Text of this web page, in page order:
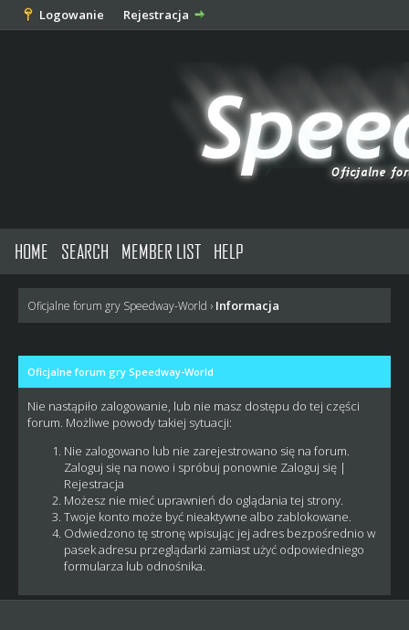
Logowanie Rejestracja
HOME SEARCH MEMBER LIST HELP
Oficjalne forum gry Speedway-World › Informacja
Oficjalne forum gry Speedway-World
Nie nastąpiło zalogowanie, lub nie masz dostępu do tej części
forum. Możliwe powody takiej sytuacji:
Nie zalogowano lub nie zarejestrowano się na forum.
Zaloguj się na nowo i spróbuj ponownie Zaloguj się|
Rejestracja
Możesz nie mieć uprawnień do oglądania tej strony.
Twoje konto może być nieaktywne albo zablokowane.
Odwiedzono tę stronę wpisując jej adres bezpośrednio w
pasek adresu przeglądarki zamiast użyć odpowiedniego
formularza lub odnośnika.